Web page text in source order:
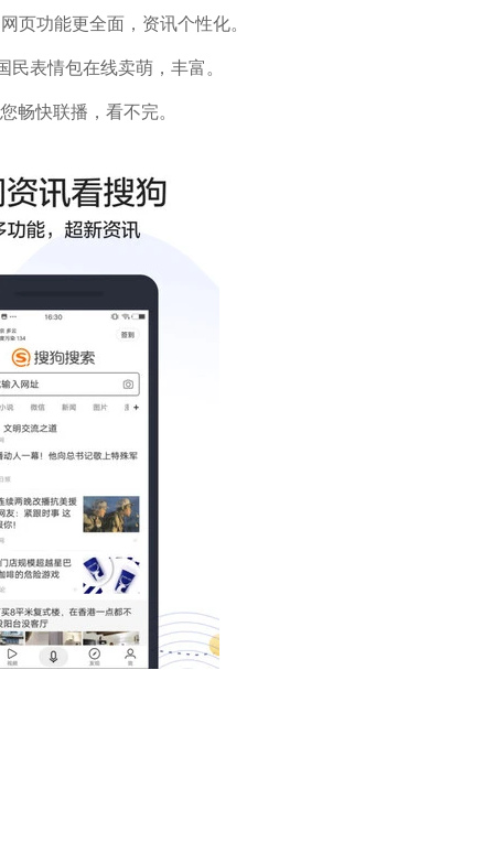
页功能更全面，资讯个性化。
表情包在线卖萌，丰富。
畅快联播，看不完。